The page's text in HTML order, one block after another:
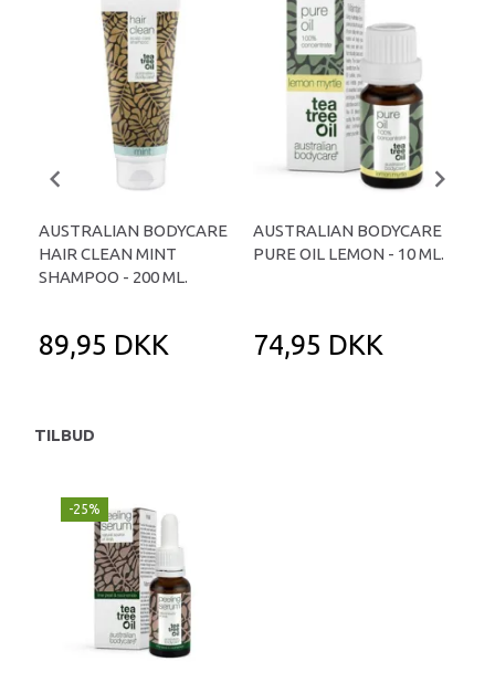
AUSTRALIAN BODYCARE
HAIR CLEAN MINT
SHAMPOO - 200 ML.
89,95 DKK
AUSTRALIAN BODYCARE
PURE OIL LEMON - 10 ML.
74,95 DKK
TILBUD
-25%